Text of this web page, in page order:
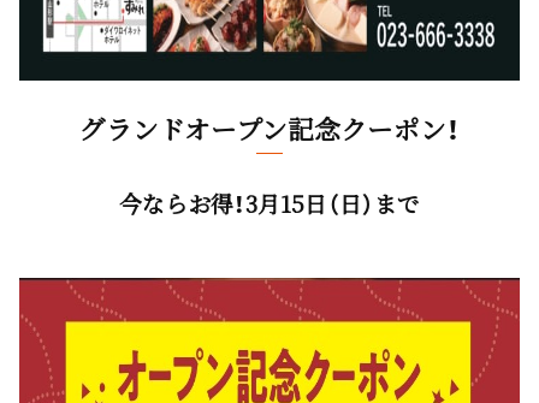
グランドオープン記念クーポン！
今ならお得！3月15日（日）まで